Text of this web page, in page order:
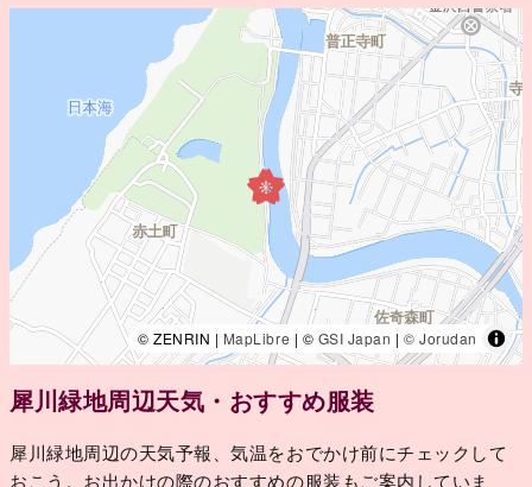
© ZENRIN | MapLibre | © GSI Japan |© Jorudan
犀川緑地周辺天気・おすすめ服装
犀川緑地周辺の天気予報、気温をおでかけ前にチェックして
おこう。お出かけの際のおすすめの服装もご案内していま